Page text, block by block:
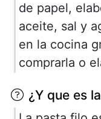
de papel,
aceite, sal y
en la cocina
comprarla o
¿Y que es